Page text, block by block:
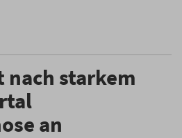
nach starkem
an